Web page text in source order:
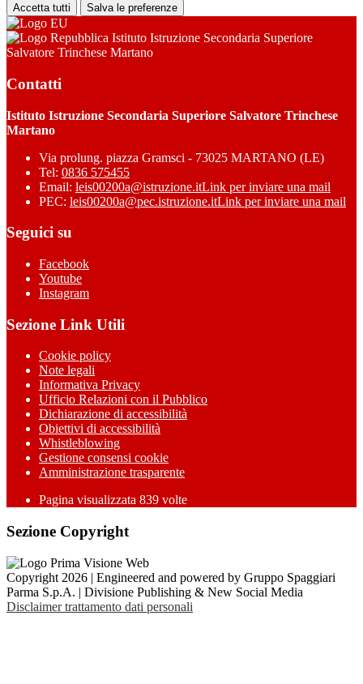
Accetta tutti Salva le preferenze
Istituto Istruzione Secondaria Superiore
Salvatore Trinchese Martano
Contatti
Istituto Istruzione Secondaria Superiore Salvatore Trinchese
Martano
Via prolung. piazza Gramsci - 73025 MARTANO (LE)
Tel: 0836 575455
Email: leis00200a@istruzione.itLink per inviare una mail
PEC: leis00200a@pec.istruzione.itLink per inviare una mail
Seguici su
Facebook
Youtube
Instagram
Sezione Link Utili
Cookie policy
Note legali
Informativa Privacy
Ufficio Relazioni con il Pubblico
Dichiarazione di accessibilità
Obiettivi di accessibilità
Whistleblowing
Gestione consensi cookie
Amministrazione trasparente
Pagina visualizzata 839 volte
Sezione Copyright
Copyright 2026 | Engineered and powered by Gruppo Spaggiari
Parma S.p.A. | Divisione Publishing & New Social Media
Disclaimer trattamento dati personali